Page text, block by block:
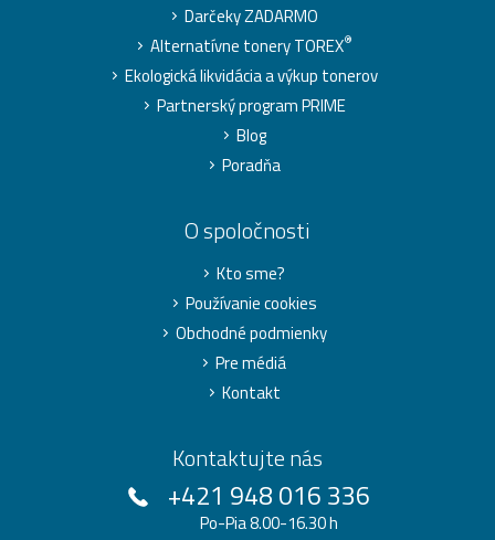
Darčeky ZADARMO
Alternatívne tonery TOREX®
Ekologická likvidácia a výkup tonerov
Partnerský program PRIME
Blog
Poradňa
O spoločnosti
Kto sme?
Používanie cookies
Obchodné podmienky
Pre médiá
Kontakt
Kontaktujte nás
+421 948 016 336
Po-Pia 8.00-16.30 h